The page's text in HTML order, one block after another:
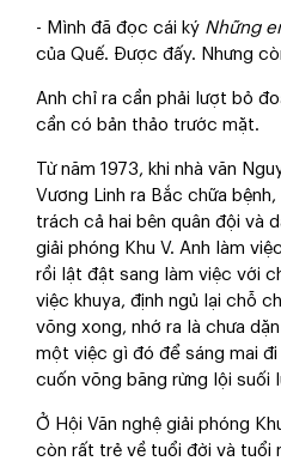
- Mình đã đọc cái ký Những
của Quế. Được đấy. Nhưng
Anh chỉ ra cần phải lượt bỏ
cần có bản thảo trước mặt.
Từ năm 1973, khi nhà văn
Vương Linh ra Bắc chữa
trách cả hai bên quân đội và
giải phóng Khu V. Anh làm
rồi lật đật sang làm việc với
việc khuya, định ngủ lại chỗ
võng xong, nhớ ra là chưa
một việc gì đó để sáng mai
cuốn võng băng rừng lội suối
Ở Hội Văn nghệ giải phóng
còn rất trẻ về tuổi đời và tuổi